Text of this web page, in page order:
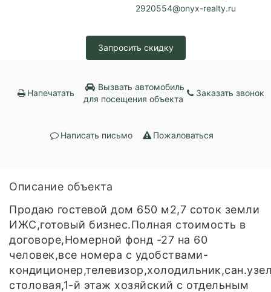
2920554@onyx-realty.ru
Запросить скидку
Напечатать
Вызвать автомобиль
для посещения объекта
Заказать звонок
Написать письмо Пожаловаться
Описание объекта
Продаю гостевой дом 650 м2,7 соток земли
ИЖС,готовый бизнес.Полная стоимость в
договоре,Номерной фонд -27 на 60
человек,все номера с удобствами-
столовая,1-й этаж хозяйский с отдельным